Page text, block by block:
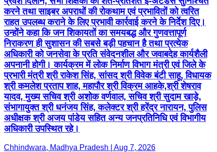
करने तथा साइबर अपराधों की रोकथाम एवं प्रभावितों को त्वरित
राहत उपलब्ध कराने के लिए प्रभावी कार्रवाई करने के निर्देश दिए।
उन्होंने कहा कि जन शिकायतों का समयबद्ध और गुणवत्तापूर्ण
निराकरण ही सुशासन की सबसे बड़ी पहचान है तथा प्रत्येक
अधिकारी को जनसेवा के प्रति संवेदनशील और जवाबदेह कार्यशैली
अपनानी होगी। कार्यक्रम में लोक निर्माण विभाग मंत्री एवं जिले के
प्रभारी मंत्री श्री राकेश सिंह, सांसद श्री विवेक बंटी साहू, विधायक
श्री कमलेश प्रताप शाह, महापौर श्री विक्रम आहके,श्री शेषराव
यादव, मुख्य सचिव श्री अशोक वर्णवाल, सचिव श्री सुदाम खाड़े,
संभागायुक्त श्री धनंजय सिंह, कलेक्टर श्री हरेंद्र नारायन, पुलिस
अधीक्षक श्री अजय पांडेय सहित अन्य जनप्रतिनिधि एवं विभागीय
अधिकारी उपस्थित रहे।
Chhindwara, Madhya Pradesh | Aug 7, 2026